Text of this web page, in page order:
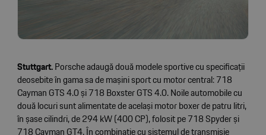
Stuttgart.Porsche adaugă două modele sportive cu specificații
deosebite în gama sa de mașini sport cu motor central: 718
Cayman GTS 4.0 și 718 Boxster GTS 4.0. Noile automobile cu
două locuri sunt alimentate de același motor boxer de patru litri,
în șase cilindri, de 294 kW (400 CP), folosit pe 718 Spyder și
718 Cayman GT4. În combinație cu sistemul de transmisie